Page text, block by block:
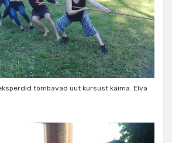
tõmbavad uut kursust käima. Elva